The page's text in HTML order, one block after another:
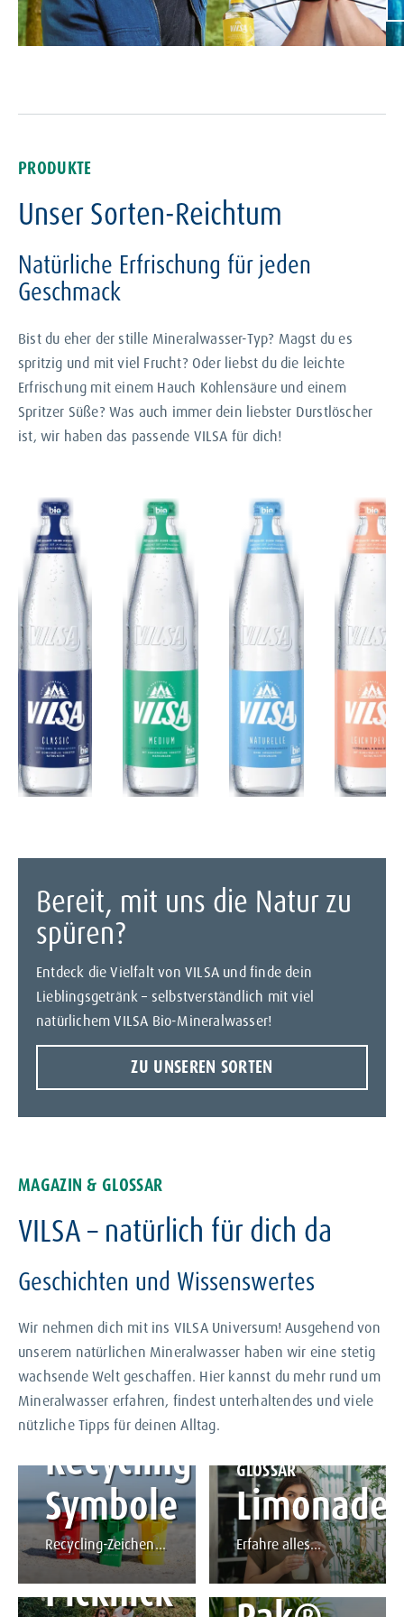
PRODUKTE
Unser Sorten-Reichtum
Natürliche Erfrischung für jeden
Geschmack
Bist du eher der stille Mineralwasser-Typ? Magst du es
spritzig und mit viel Frucht? Oder liebst du die leichte
Erfrischung mit einem Hauch Kohlensäure und einem
Spritzer Süße? Was auch immer dein liebster Durstlöscher
ist, wir haben das passende VILSA für dich!
Bereit, mit uns die Natur zu
spüren?
Entdeck die Vielfalt von VILSA und finde dein
Lieblingsgetränk – selbstverständlich mit viel
natürlichem VILSA Bio-Mineralwasser!
ZU UNSEREN SORTEN
MAGAZIN & GLOSSAR
VILSA – natürlich für dich da
Geschichten und Wissenswertes
Wir nehmen dich mit ins VILSA Universum! Ausgehend von
unserem natürlichen Mineralwasser haben wir eine stetig
wachsende Welt geschaffen. Hier kannst du mehr rund um
Mineralwasser erfahren, findest unterhaltendes und viele
nützliche Tipps für deinen Alltag.
GLOSSAR
Regeln im
Wald
Leitfaden für richtiges
Verhalten.
STORY LESEN
GLOSSAR
Recycling-
Symbole
Recycling-Zeichen
begegnen dir auf
GLOSSAR
Limonade
Erfahre alles
Wissenswerte rund
MAGAZIN
Picknick
MAGAZIN
rund
um
Tetra